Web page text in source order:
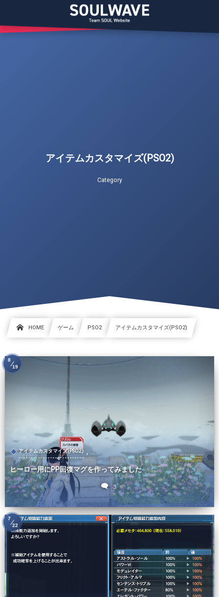
アイテムカスタマイズ(PSO2)
Category
HOME ゲーム PSO2 アイテムカスタマイズ(PSO2)
アイテムカスタマイズ(PSO2) , …
ヒーロー用にPP回復マグを作ってみました
3
8
19
7
22